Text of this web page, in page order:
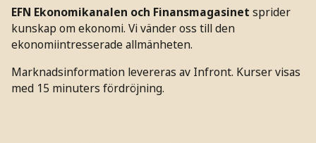
EFN Ekonomikanalen och Finansmagasinet sprider
kunskap om ekonomi. Vi vänder oss till den
ekonomiintresserade allmänheten.
Marknadsinformation levereras av Infront. Kurser visas
med 15 minuters fördröjning.